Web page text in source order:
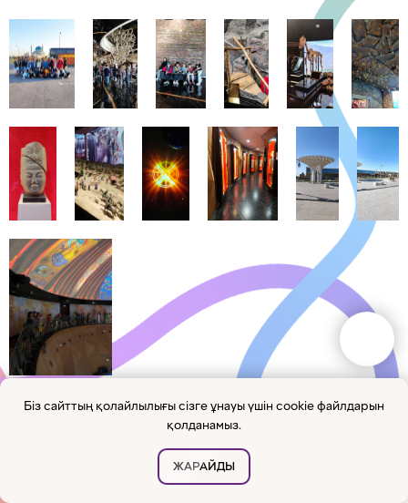
Біз сайттың қолайлылығы сізге ұнауы үшін cookie файлдарын
қолданамыз.
ЖАРАЙДЫ